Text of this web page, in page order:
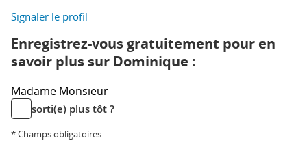
Signaler le profil
Enregistrez-vous gratuitement pour en
savoir plus sur Dominique :
Madame Monsieur
sorti(e) plus tôt ?
* Champs obligatoires